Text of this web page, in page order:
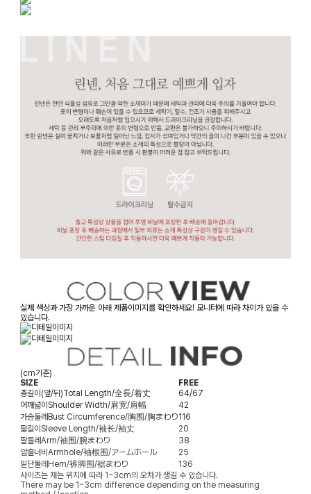
실제 색상과 가장 가까운 아래 제품이미지를 확인하세요! 모니터에 따라 차이가 있을 수
있습니다.
(cm기준)
SIZE
FREE
총길이(앞/뒤)Total Length/全長/着丈
64/67
어깨넓이 Shoulder Width/肩宽/肩幅
42
가슴둘레 Bust Circumference/胸围/胸まわり116
팔길이 Sleeve Length/袖长/袖丈
20
팔둘레 Arm/袖围/腕まわり
38
암홀너비 Armhole/袖根围/アームホール
25
밑단둘레 Hem/裤脚围/裾まわり
136
사이즈는 재는 위치에 따라 1~3cm의 오차가 생길 수 있습니다.
There may be 1~3cm difference depending on the measuring